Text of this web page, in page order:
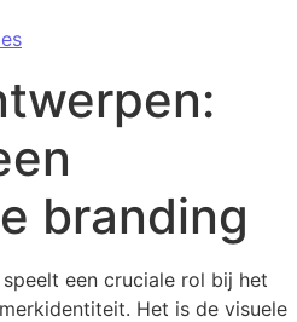
branding
een cruciale rol bij het
Het is de visuele